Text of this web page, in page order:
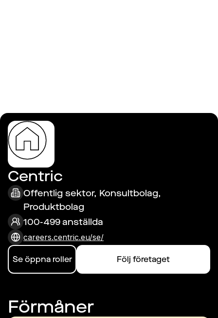
Centric
Offentlig sektor, Konsultbolag,
Produktbolag
100-499 anställda
careers.centric.eu/se/
Se öppna roller Följ företaget
Förmåner